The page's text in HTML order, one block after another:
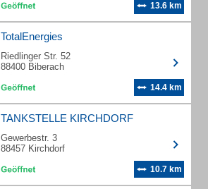
13.6 km
TotalEnergies
Riedlinger Str. 52
88400 Biberach
14.4 km
TANKSTELLE KIRCHDORF
Gewerbestr. 3
88457 Kirchdorf
10.7 km